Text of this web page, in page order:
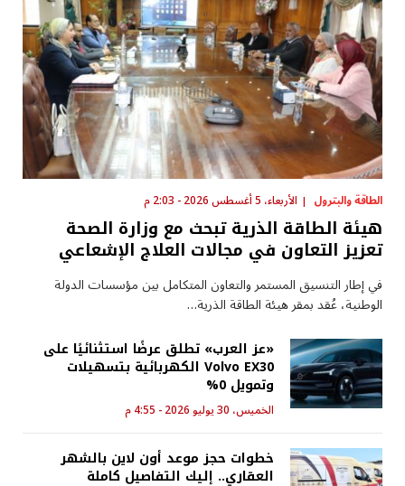
الطاقة والبترول الأربعاء، 5 أغسطس 2026 - 2:03 م
هيئة الطاقة الذرية تبحث مع وزارة الصحة
تعزيز التعاون في مجالات العلاج الإشعاعي
في إطار التنسيق المستمر والتعاون المتكامل بين مؤسسات الدولة
الوطنية، عُقد بمقر هيئة الطاقة الذرية…
«عز العرب» تطلق عرضًا استثنائيًا على
Volvo EX30 الكهربائية بتسهيلات
وتمويل 0%
الخميس، 30 يوليو 2026 - 4:55 م
خطوات حجز موعد أون لاين بالشهر
العقاري.. إليك التفاصيل كاملة